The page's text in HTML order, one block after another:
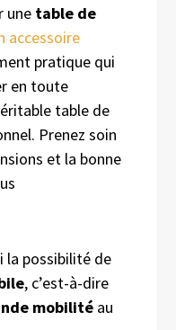
une table de
accessoire
pratique qui
en toute
table de
Prenez soin
et la bonne
la possibilité de
, c’est-à-dire
mobilité au